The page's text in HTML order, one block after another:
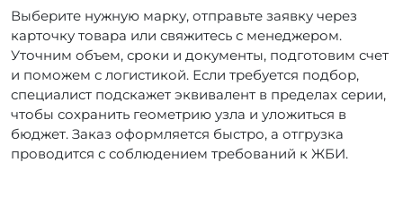
Выберите нужную марку, отправьте заявку через
карточку товара или свяжитесь с менеджером.
Уточним объем, сроки и документы, подготовим счет
и поможем с логистикой. Если требуется подбор,
специалист подскажет эквивалент в пределах серии,
чтобы сохранить геометрию узла и уложиться в
бюджет. Заказ оформляется быстро, а отгрузка
проводится с соблюдением требований к ЖБИ.